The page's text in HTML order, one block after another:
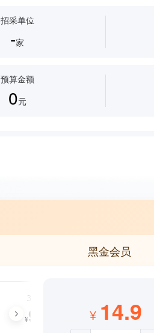
招采单位
-家
预算金额
0元
黑金会员
3个月
¥99 ¥ 14.9